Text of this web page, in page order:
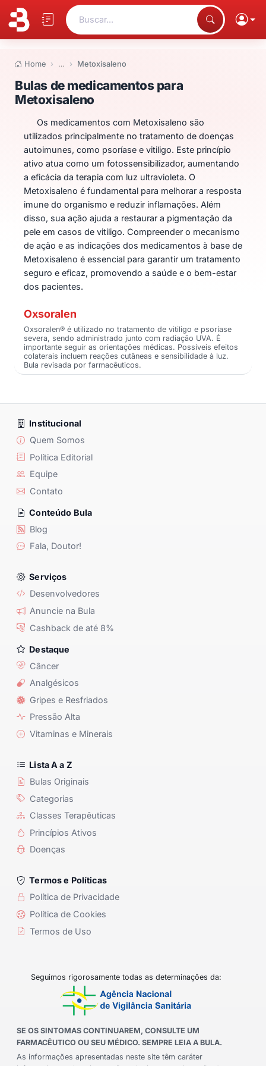
Buscar...
Home … Metoxisaleno
Bulas de medicamentos para
Bulas de medicamentos para
Metoxisaleno
Os medicamentos com Metoxisaleno são
utilizados principalmente no tratamento de doenças
autoimunes, como psoríase e vitiligo. Este princípio
ativo atua como um fotossensibilizador, aumentando
a eficácia da terapia com luz ultravioleta. O
Metoxisaleno é fundamental para melhorar a resposta
imune do organismo e reduzir inflamações. Além
disso, sua ação ajuda a restaurar a pigmentação da
pele em casos de vitiligo. Compreender o mecanismo
de ação e as indicações dos medicamentos à base de
Metoxisaleno é essencial para garantir um tratamento
seguro e eficaz, promovendo a saúde e o bem-estar
dos pacientes.
Oxsoralen
Oxsoralen® é utilizado no tratamento de vitiligo e psoríase
severa, sendo administrado junto com radiação UVA. É
importante seguir as orientações médicas. Possíveis efeitos
colaterais incluem reações cutâneas e sensibilidade à luz.
Bula revisada por farmacêuticos.
Institucional
Quem Somos
Política Editorial
Equipe
Contato
Conteúdo Bula
Blog
Fala, Doutor!
Serviços
Desenvolvedores
Anuncie na Bula
Cashback de até 8%
Destaque
Câncer
Analgésicos
Gripes e Resfriados
Pressão Alta
Vitaminas e Minerais
Lista A a Z
Bulas Originais
Categorias
Classes Terapêuticas
Princípios Ativos
Doenças
Termos e Políticas
Política de Privacidade
Política de Cookies
Termos de Uso
Seguimos rigorosamente todas as determinações da:
SE OS SINTOMAS CONTINUAREM, CONSULTE UM
FARMACÊUTICO OU SEU MÉDICO. SEMPRE LEIA A BULA.
As informações apresentadas neste site têm caráter